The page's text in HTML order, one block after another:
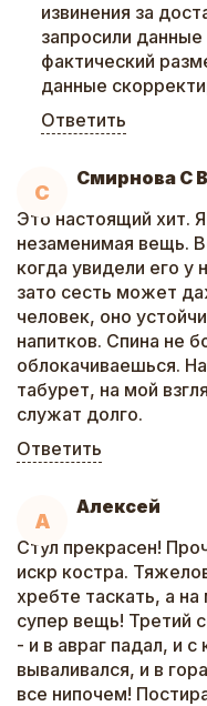
извинения за
запросили
фактический
данные
Ответить
С
Смирнова С В
Это настоящий хит.
незаменимая вещь.
когда увидели его у
зато сесть может
человек, оно
напитков. Спина не
облокачиваешься.
табурет, на мой
служат долго.
Ответить
А
Алексей
Стул прекрасен!
искр костра.
хребте таскать, а
супер вещь! Третий
- и в авраг падал, и
вываливался, и в
все нипочем!